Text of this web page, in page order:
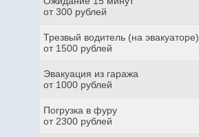
от 300 рублей
Трезвый водитель (на эвакуаторе)
от 1500 рублей
Эвакуация из гаража
от 1000 рублей
Погрузка в фуру
от 2300 рублей